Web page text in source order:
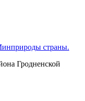
страны.
Гродненской